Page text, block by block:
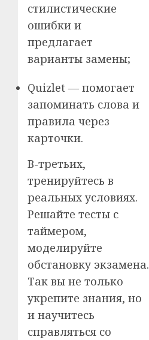
стилистические
ошибки и
предлагает
варианты замены;
Quizlet — помогает
запоминать слова и
правила через
карточки.
В-третьих,
тренируйтесь в
реальных условиях.
Решайте тесты с
таймером,
моделируйте
обстановку экзамена.
Так вы не только
укрепите знания, но
и научитесь
справляться со